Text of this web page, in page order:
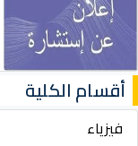
أقسام الكلية
فيزياء